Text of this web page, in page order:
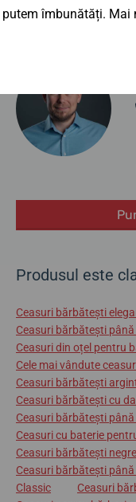
AI NEVOIE DE SFATURI?
Contactați un
Produsul este
Ceasuri bărbătești
Ceasuri bărbătești până
Ceasuri din oțel pentru
Cele mai vândute
Ceasuri bărbătești
Ceasuri bărbătești cu
Ceasuri bărbătești
Ceasuri cu baterie
Ceasuri bărbătești negre
Ceasuri bărbătești
Classic
Ceasuri
îmbunătăți. Mai